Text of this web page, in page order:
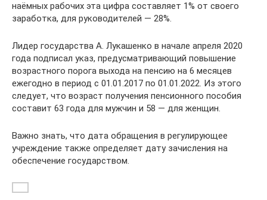
наёмных рабочих эта цифра составляет 1% от своего
заработка, для руководителей — 28%.
Лидер государства А. Лукашенко в начале апреля 2020
года подписал указ, предусматривающий повышение
возрастного порога выхода на пенсию на 6 месяцев
ежегодно в период с 01.01.2017 по 01.01.2022. Из этого
следует, что возраст получения пенсионного пособия
составит 63 года для мужчин и 58 — для женщин.
Важно знать, что дата обращения в регулирующее
учреждение также определяет дату зачисления на
обеспечение государством.